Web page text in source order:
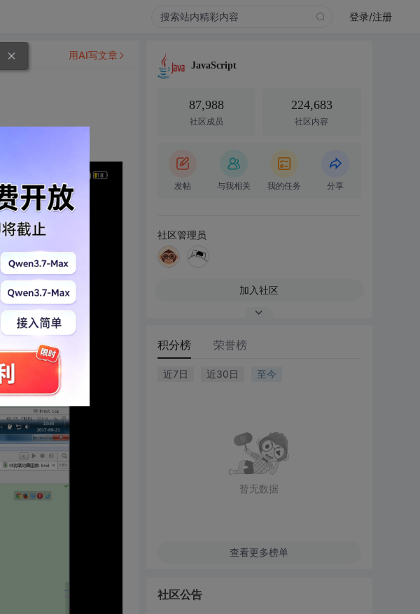
登录/注册
用AI写文章
JavaScript
87,988
社区成员
224,683
社区内容
发帖 与我相关 我的任务 分享
社区管理员
加入社区
积分榜 荣誉榜
近7日 近30日 至今
暂无数据
查看更多榜单
社区公告